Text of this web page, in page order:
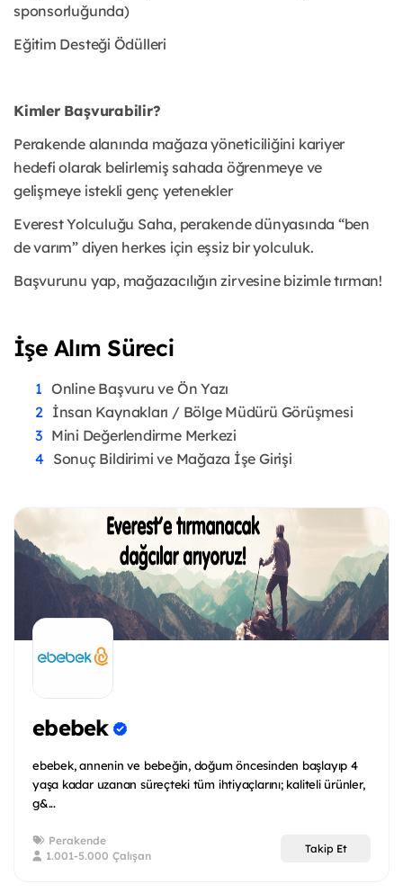
sponsorluğunda)
Eğitim Desteği Ödülleri
Kimler Başvurabilir?
Perakende alanında mağaza yöneticiliğini kariyer
hedefi olarak belirlemiş sahada öğrenmeye ve
gelişmeye istekli genç yetenekler
Everest Yolculuğu Saha, perakende dünyasında “ben
de varım” diyen herkes için eşsiz bir yolculuk.
Başvurunu yap, mağazacılığın zirvesine bizimle tırman!
İşe Alım Süreci
Online Başvuru ve Ön Yazı
İnsan Kaynakları / Bölge Müdürü Görüşmesi
Mini Değerlendirme Merkezi
Sonuç Bildirimi ve Mağaza İşe Girişi
ebebek
ebebek, annenin ve bebeğin, doğum öncesinden başlayıp 4
yaşa kadar uzanan süreçteki tüm ihtiyaçlarını; kaliteli ürünler,
g&...
Perakende
1.001-5.000 Çalışan
Takip Et